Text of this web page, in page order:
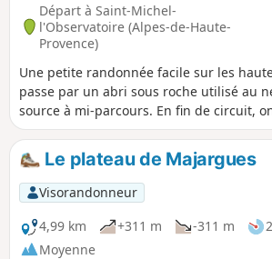
Départ à Saint-Michel-
l'Observatoire (Alpes-de-Haute-
Provence)
Une petite randonnée facile sur les
passe par un abri sous roche utilisé au
source à mi-parcours. En fin de circuit,
coupoles de l'observatoire.
Le plateau de Majargues
Visorandonneur
4,99 km
+311 m -311 m
Moyenne